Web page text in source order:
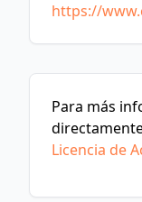
https://
Para más
Licencia de